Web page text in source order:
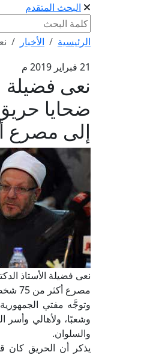
البحث المتقدم
الرئيسية الأخبار
21 فبراير 2019 م
نعى فضيلة
ضحايا
إلى مصرع أكثر من 75
نعى فضيلة الأستاذ
مصرع أكثر من 75 شخصًا حتى الآن.
وتوجَّه مفتي
وشعبًا، ولأهالي وأسر
والسلوان.
يذكر أن الحريق كان